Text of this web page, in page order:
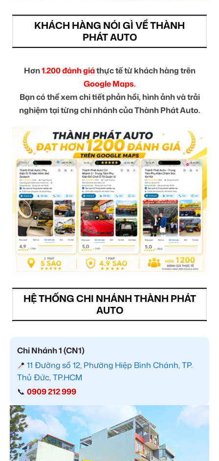
KHÁCH HÀNG NÓI GÌ VỀ THÀNH
PHÁT AUTO
Hơn1.200 đánh giáthực tế từ khách hàng trên
Google Maps.
Bạn có thể xem chi tiết phản hồi, hình ảnh và trải
nghiệm tại từng chi nhánh của Thành Phát Auto.
HỆ THỐNG CHI NHÁNH THÀNH PHÁT
AUTO
Chi Nhánh 1 (CN1)
📍 11 Đường số 12, Phường Hiệp Bình Chánh, TP.
Thủ Đức, TP.HCM
📞 0909 212 999